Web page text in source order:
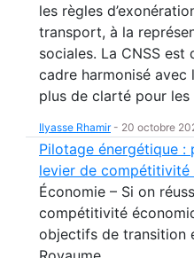
les règles
transport, à la
sociales. La CNSS est
cadre harmonisé
plus de clarté pour les
Ilyasse Rhamir- 20 octobre
Pilotage énergétique :
levier de compétitivité
Économie – Si on
compétitivité
objectifs de transition